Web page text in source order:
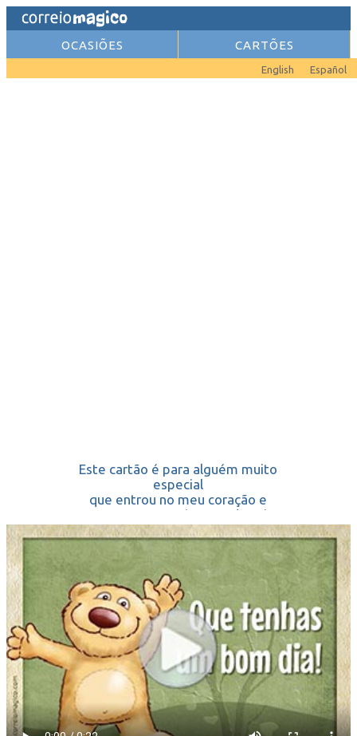
OCASIÕES CARTÕES
Español
English
Este cartão é para alguém muito
especial
que entrou no meu coração e
nunca, nunca será capaz de sair.
Que tenhas um bom dia!